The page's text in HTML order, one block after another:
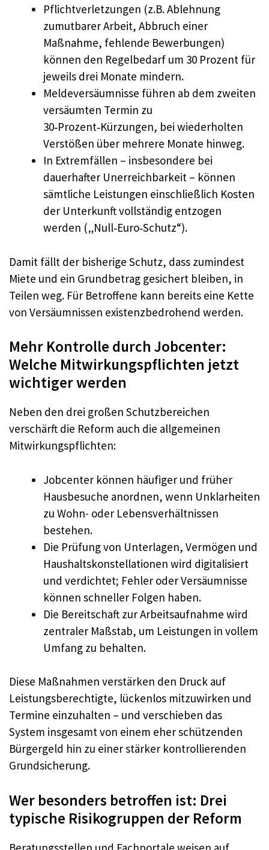
Pflichtverletzungen (z.B. Ablehnung
zumutbarer Arbeit, Abbruch einer
Maßnahme, fehlende Bewerbungen)
können den Regelbedarf um 30 Prozent für
jeweils drei Monate mindern.
Meldeversäumnisse führen ab dem zweiten
versäumten Termin zu
30‑Prozent‑Kürzungen, bei wiederholten
Verstößen über mehrere Monate hinweg.
In Extremfällen – insbesondere bei
dauerhafter Unerreichbarkeit – können
sämtliche Leistungen einschließlich Kosten
der Unterkunft vollständig entzogen
werden („Null‑Euro‑Schutz“).
Damit fällt der bisherige Schutz, dass zumindest
Miete und ein Grundbetrag gesichert bleiben, in
Teilen weg. Für Betroffene kann bereits eine Kette
von Versäumnissen existenzbedrohend werden.
Mehr Kontrolle durch Jobcenter:
Welche Mitwirkungspflichten jetzt
wichtiger werden
Neben den drei großen Schutzbereichen
verschärft die Reform auch die allgemeinen
Mitwirkungspflichten:
Jobcenter können häufiger und früher
Hausbesuche anordnen, wenn Unklarheiten
zu Wohn- oder Lebensverhältnissen
bestehen.
Die Prüfung von Unterlagen, Vermögen und
Haushaltskonstellationen wird digitalisiert
und verdichtet; Fehler oder Versäumnisse
können schneller Folgen haben.
Die Bereitschaft zur Arbeitsaufnahme wird
zentraler Maßstab, um Leistungen in vollem
Umfang zu behalten.
Diese Maßnahmen verstärken den Druck auf
Leistungsberechtigte, lückenlos mitzuwirken und
Termine einzuhalten – und verschieben das
System insgesamt von einem eher schützenden
Bürgergeld hin zu einer stärker kontrollierenden
Grundsicherung.
Wer besonders betroffen ist: Drei
typische Risikogruppen der Reform